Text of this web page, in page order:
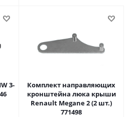
3-
Комплект направляющих
кронштейна люка крыши
Renault Megane 2 (2 шт.)
771498